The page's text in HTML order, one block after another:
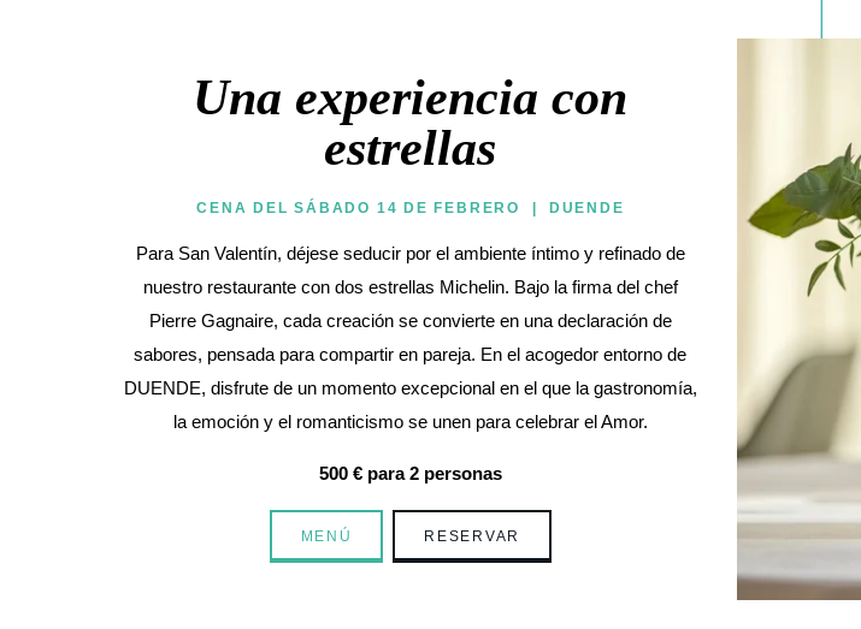
Una experiencia con
estrellas
CENA DEL SÁBADO 14 DE FEBRERO | DUENDE
Para San Valentín, déjese seducir por el ambiente íntimo y refinado de
nuestro restaurante con dos estrellas Michelin. Bajo la firma del chef
Pierre Gagnaire, cada creación se convierte en una declaración de
sabores, pensada para compartir en pareja. En el acogedor entorno de
DUENDE, disfrute de un momento excepcional en el que la gastronomía,
la emoción y el romanticismo se unen para celebrar el Amor.
500 € para 2 personas
MENÚ RESERVAR